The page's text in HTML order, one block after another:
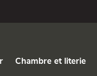
Chambre et literie